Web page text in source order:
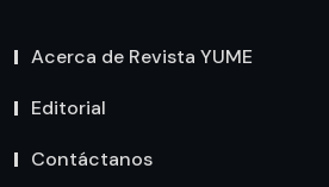
Acerca de Revista YUME
Editorial
Contáctanos